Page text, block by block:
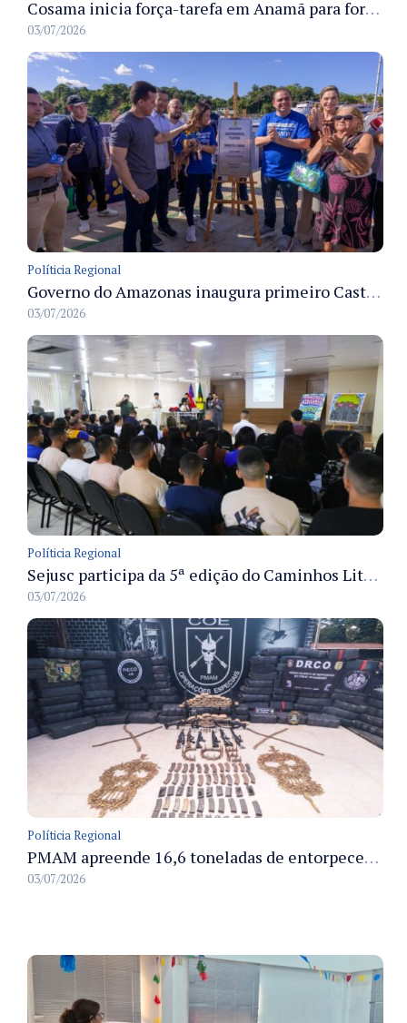
Cosama inicia força-tarefa em Anamã para fortalecer abastecimento de água e segurança hídrica da população
03/07/2026
Políticia Regional
Governo do Amazonas inaugura primeiro Castramóvel Fluvial para atendimento veterinário às comunidades ribeirinhas e castração gratuita
03/07/2026
Políticia Regional
Sejusc participa da 5ª edição do Caminhos Literários com foco na cultura hip-hop nas unidades socioeducativas
03/07/2026
Políticia Regional
PMAM apreende 16,6 toneladas de entorpecentes e registra aumento nas prisões em flagrante e nas capturas de foragidos no primeiro semestre de 2026
03/07/2026